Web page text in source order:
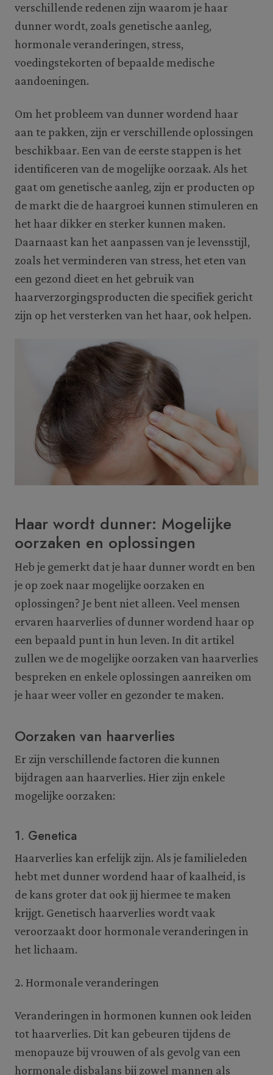
verschillende redenen zijn waarom je haar
dunner wordt, zoals genetische aanleg,
hormonale veranderingen, stress,
voedingstekorten of bepaalde medische
aandoeningen.
Om het probleem van dunner wordend haar
aan te pakken, zijn er verschillende oplossingen
beschikbaar. Een van de eerste stappen is het
identificeren van de mogelijke oorzaak. Als het
gaat om genetische aanleg, zijn er producten op
de markt die de haargroei kunnen stimuleren en
het haar dikker en sterker kunnen maken.
Daarnaast kan het aanpassen van je levensstijl,
zoals het verminderen van stress, het eten van
een gezond dieet en het gebruik van
haarverzorgingsproducten die specifiek gericht
zijn op het versterken van het haar, ook helpen.
Haar wordt dunner: Mogelijke
oorzaken en oplossingen
Heb je gemerkt dat je haar dunner wordt en ben
je op zoek naar mogelijke oorzaken en
oplossingen? Je bent niet alleen. Veel mensen
ervaren haarverlies of dunner wordend haar op
een bepaald punt in hun leven. In dit artikel
zullen we de mogelijke oorzaken van haarverlies
bespreken en enkele oplossingen aanreiken om
je haar weer voller en gezonder te maken.
Oorzaken van haarverlies
Er zijn verschillende factoren die kunnen
bijdragen aan haarverlies. Hier zijn enkele
mogelijke oorzaken:
1. Genetica
Haarverlies kan erfelijk zijn. Als je familieleden
hebt met dunner wordend haar of kaalheid, is
de kans groter dat ook jij hiermee te maken
krijgt. Genetisch haarverlies wordt vaak
veroorzaakt door hormonale veranderingen in
het lichaam.
2. Hormonale veranderingen
Veranderingen in hormonen kunnen ook leiden
tot haarverlies. Dit kan gebeuren tijdens de
menopauze bij vrouwen of als gevolg van een
hormonale disbalans bij zowel mannen als